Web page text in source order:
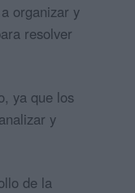
organizar y
resolver
ya que los
y
de la